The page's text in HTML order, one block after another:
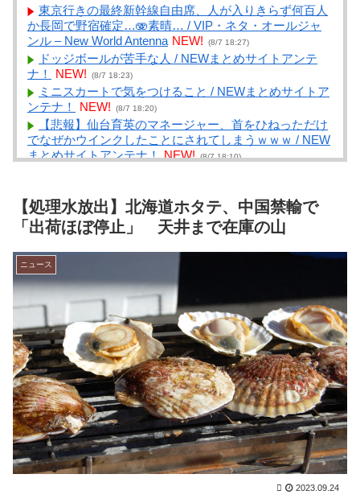
東京行きの最終新幹線自由席、人が入りきらず何百人
か長岡で野宿確定…🫨素晴… / VIP・ネタ・オールジャ
ンル – New World Antenna NEW! (8/7 18:27)
ドッジボールが苦手な人 / NEWまとめサイトアンテ
ナ！
NEW! (8/7 18:23)
ミニスカートで気をつけること / NEWまとめサイトア
ンテナ！
NEW! (8/7 18:20)
【悲報】仙台育英のマネージャー、首をひねっただけ
でなぜかウインクしたことにされてしまうｗｗｗ / NEW
まとめサイトアンテナ！ NEW! (8/7 18:10)
【水戸地検】覚醒剤密輸容疑のカンボジア人を不起訴
処分 / まとめるZ NEW! (8/7 18:05)
国際的な小咄 読者投稿 中小企業診断士受験者向けのIT
パスポート試験対策 / まとめるZ NEW!
【橋本幹彦】国民民主党の代表選におまえら注目！ち
ょｗどっちが勝つのかｗｗｗ【玉木雄一郎】 / まとめる
Z NEW! (8/7 18:05)
X民「昆布締めスタイルでちいかわマスコットを映画
館に連れ歩きたいな～せや！」 / まとめるZ NEW! (8/7
18:05)
ゲーム業界をダメにしたハードと言えば / まとめる
Z NEW! (8/7 18:05)
小林製薬「安楽〇の薬作りました」←どんな名前にな
りそう？もし作ったら / 2chまとめアンテナ！ NEW! (8/7
14:46)
【芸能】鈴木奈々「垂れてたバストが上がった！」
「今が一番バスト大きい！」 下着姿を公開、豊満な美
【処理水放出】北海道ホタテ、中国禁輸で
「出荷ほぼ停止」 天井まで在庫の山
ニュース
2023.09.24